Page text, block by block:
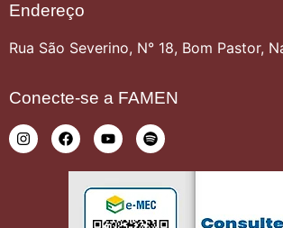
Endereço
Rua São Severino, N° 18, Bom Pastor,
Conecte-se a FAMEN